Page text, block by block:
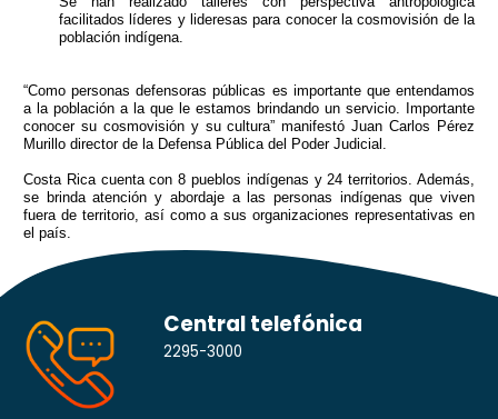
facilitados líderes y lideresas para conocer la cosmovisión de la
población indígena.
“Como personas defensoras públicas es importante que entendamos
a la población a la que le estamos brindando un servicio. Importante
conocer su cosmovisión y su cultura” manifestó Juan Carlos Pérez
Murillo director de la Defensa Pública del Poder Judicial.
Costa Rica cuenta con 8 pueblos indígenas y 24 territorios. Además,
se brinda atención y abordaje a las personas indígenas que viven
fuera de territorio, así como a sus organizaciones representativas en
el país.
Central telefónica
2295-3000